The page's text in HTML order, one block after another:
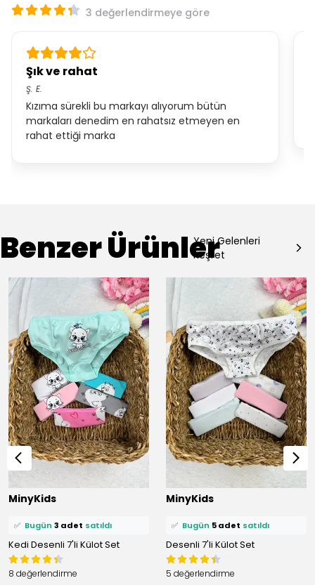
3 değerlendirmeye göre
Şık ve rahat
Ş. E.
Kızıma sürekli bu markayı alıyorum bütün
markaları denedim en rahatsız etmeyen en
rahat ettiği marka
Benzer ÜrünlerYeni Gelenleri
Keşfet
MinyKids
⭐️ Bu ürünü9 kişifavoriledi!
4 kişi
✅ Bugün 3 adet satıldı
Kedi Desenli 7'li Külot Set
8 değerlendirme
MinyKids
⭐️ Bu ürünü7 kişifavoriledi!
6 kişi
✅ Bugün 5 adet satıldı
Desenli 7'li Külot Set
5 değerlendirme